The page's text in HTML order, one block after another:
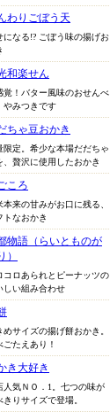
わりごぼう天
になる!? ごぼう味の揚げお
和楽せん
覚！バター風味のおせんべ
やみつきです
ちゃ豆おかき
限定。希少な本場だだちゃ
、贅沢に使用したおかき
ころ
本来の甘みがお口に残る、
トなおかき
物語（らいとものが
）
コロあられとピーナッツの
しい組み合わせ
めサイズの揚げ餅おかき。
ごたえあり！
き大好き
人気ＮＯ．1。七つの味が
きりサイズで登場。